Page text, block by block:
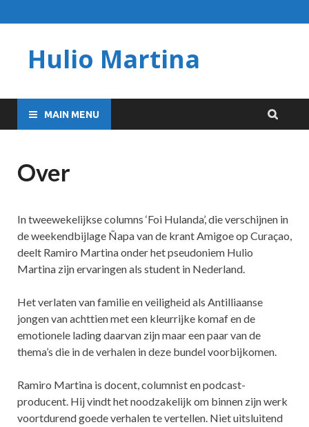
Hulio Martina
MAIN MENU
Over
In tweewekelijkse columns ‘Foi Hulanda’, die verschijnen in
de weekendbijlage Ñapa van de krant Amigoe op Curaçao,
deelt Ramiro Martina onder het pseudoniem Hulio
Martina zijn ervaringen als student in Nederland.
Het verlaten van familie en veiligheid als Antilliaanse
jongen van achttien met een kleurrijke komaf en de
emotionele lading daarvan zijn maar een paar van de
thema’s die in de verhalen in deze bundel voorbijkomen.
Ramiro Martina is docent, columnist en podcast-
producent. Hij vindt het noodzakelijk om binnen zijn werk
voortdurend goede verhalen te vertellen. Niet uitsluitend